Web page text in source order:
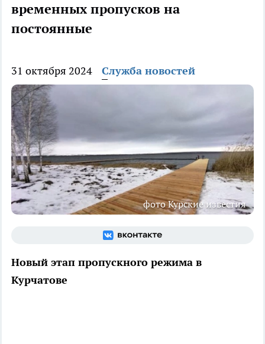
временных пропусков на
постоянные
31 октября 2024 Служба новостей
фото Курские известия
Новый этап пропускного режима в
Курчатове